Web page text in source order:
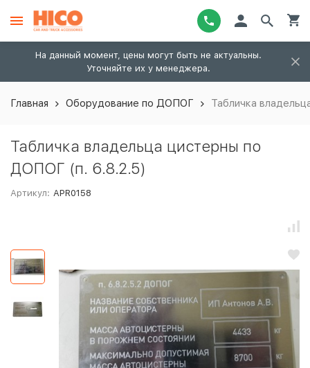
На данный момент, цены могут быть не актуальны.
Уточняйте их у менеджера.
Главная Оборудование по ДОПОГ Табличка
Табличка владельца цистерны по
ДОПОГ (п. 6.8.2.5)
Артикул: APR0158